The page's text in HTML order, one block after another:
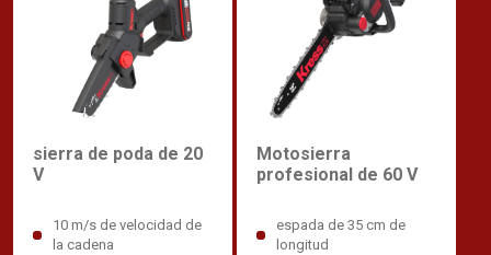
sierra de poda de 20
V
10 m/s de velocidad de
la cadena
Motosierra
profesional de 60 V
espada de 35 cm de
longitud